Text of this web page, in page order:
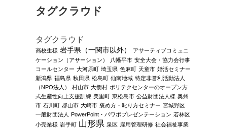
タグクラウド
タグクラウド
高校生様 岩手県（一関市以外）
アサーティブコミュニ
ケーション（アサーション）
八幡平市 安全大会・協力会行事
コールセンター 大河原町 埼玉県 色麻町 天童市 婚活セミナー
新潟県 福島県 秋田県 松島町 仙南地域 特定非営利活動法人
（NPO法人）
村山市 大衡村 ポリテクセンターのオープン方
式生産性向上支援訓練 美里町 東松島市 公益財団法人様 奥州
市 石川町 郡山市 大崎市 褒め方・叱り方セミナー 宮城野区
一般財団法人
PowerPoint・パワポプレゼンテーション 若林区
小売業様 岩手町 山形県 泉区 雇用管理研修 社会福祉事業